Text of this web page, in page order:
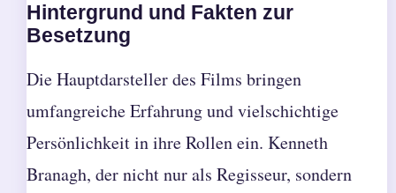
Hintergrund und Fakten zur
Besetzung
Die Hauptdarsteller des Films bringen
umfangreiche Erfahrung und vielschichtige
Persönlichkeit in ihre Rollen ein. Kenneth
Branagh, der nicht nur als Regisseur, sondern